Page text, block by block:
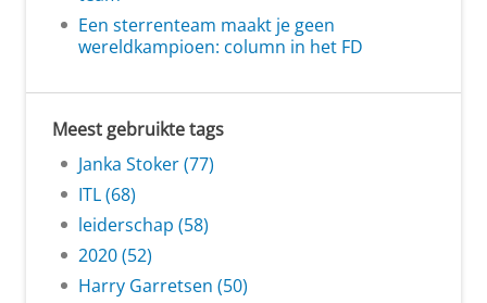
Een sterrenteam maakt je geen
wereldkampioen: column in het FD
Meest gebruikte tags
Janka Stoker (77)
ITL (68)
leiderschap (58)
2020 (52)
Harry Garretsen (50)